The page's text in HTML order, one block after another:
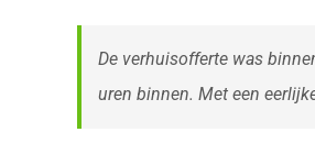
De verhuisofferte was
uren binnen. Met een